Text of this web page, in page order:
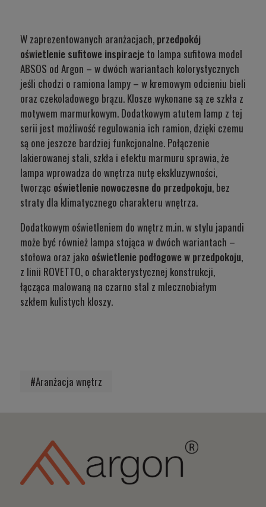
W zaprezentowanych aranżacjach, przedpokój
oświetlenie sufitowe inspiracje to lampa sufitowa model
ABSOS od Argon – w dwóch wariantach kolorystycznych
jeśli chodzi o ramiona lampy – w kremowym odcieniu bieli
oraz czekoladowego brązu. Klosze wykonane są ze szkła z
motywem marmurkowym. Dodatkowym atutem lamp z tej
serii jest możliwość regulowania ich ramion, dzięki czemu
są one jeszcze bardziej funkcjonalne. Połączenie
lakierowanej stali, szkła i efektu marmuru sprawia, że
lampa wprowadza do wnętrza nutę ekskluzywności,
tworząc oświetlenie nowoczesne do przedpokoju, bez
straty dla klimatycznego charakteru wnętrza.
Dodatkowym oświetleniem do wnętrz m.in. w stylu japandi
może być również lampa stojąca w dwóch wariantach –
stołowa oraz jako oświetlenie podłogowe w przedpokoju,
z linii ROVETTO, o charakterystycznej konstrukcji,
łącząca malowaną na czarno stal z mlecznobiałym
szkłem kulistych kloszy.
#Aranżacja wnętrz